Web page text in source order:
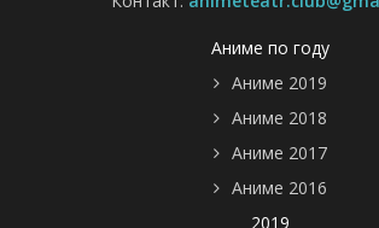
Аниме по году
Аниме 2019
Аниме 2018
Аниме 2017
Аниме 2016
2019